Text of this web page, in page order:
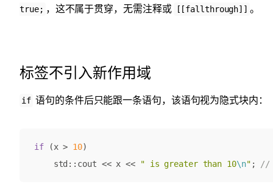
true; ，这不属于贯穿，无需注释或 [[fallthrough]] 。
标签不引入新作用域
if 语句的条件后只能跟一条语句，该语句视为隐式块内：
if (x > 10)
std :: cout << x << " is greater than 10\n" ;